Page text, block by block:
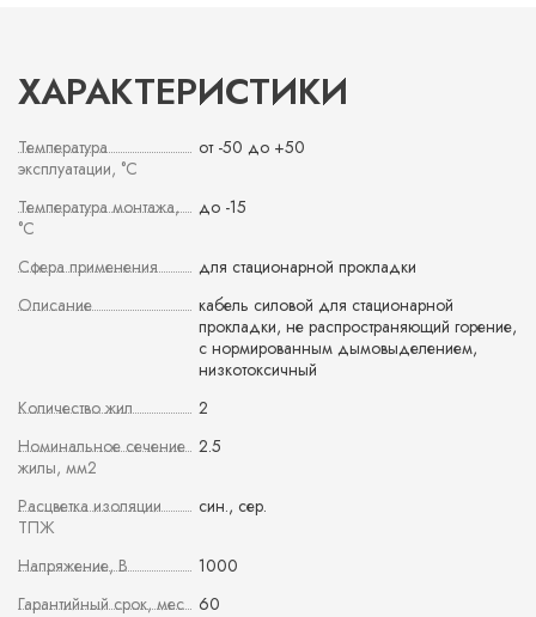
ХАРАКТЕРИСТИКИ
Температура
эксплуатации, °С
от -50 до +50
Температура монтажа,
°С
до -15
Сфера применения
для стационарной прокладки
Описание
кабель силовой для стационарной
прокладки, не распространяющий горение,
с нормированным дымовыделением,
низкотоксичный
Количество жил
2
Номинальное сечение
жилы, мм2
2.5
Расцветка изоляции
ТПЖ
син., сер.
Напряжение, В
1000
Гарантийный срок, мес
60